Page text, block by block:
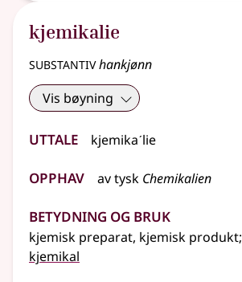
kjemikalie
substantivhankjønn
Vis bøyning
Uttale kjemikaˊlie
Opphav avtysk Chemikalien
Betydning og bruk
kjemisk preparat, kjemisk produkt;
kjemikal